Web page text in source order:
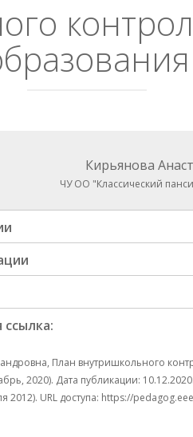
Кирьянова
ЧУ ОО "Классический
План внутришкольного
2020). Дата публикации:
2012). URL доступа: https://